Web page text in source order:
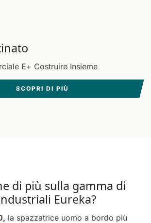
E+ Costruire Insieme
SCOPRI DI PIÙ
di più sulla gamma di
Eureka?
la spazzatrice uomo a bordo più